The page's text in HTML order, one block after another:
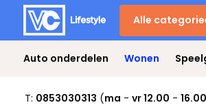
Alle
Auto onderdelen Wonen
T: 0853030313 (ma - vr 12.00 - 16.00